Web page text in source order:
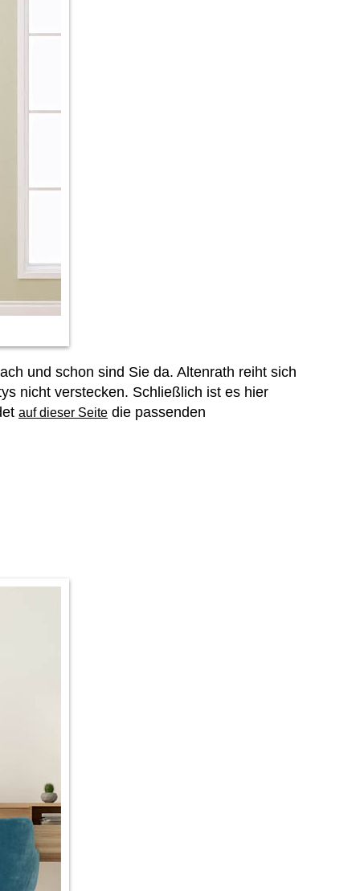
und schon sind Sie da. Altenrath reiht sich
nicht verstecken. Schließlich ist es hier
auf dieser Seite die passenden